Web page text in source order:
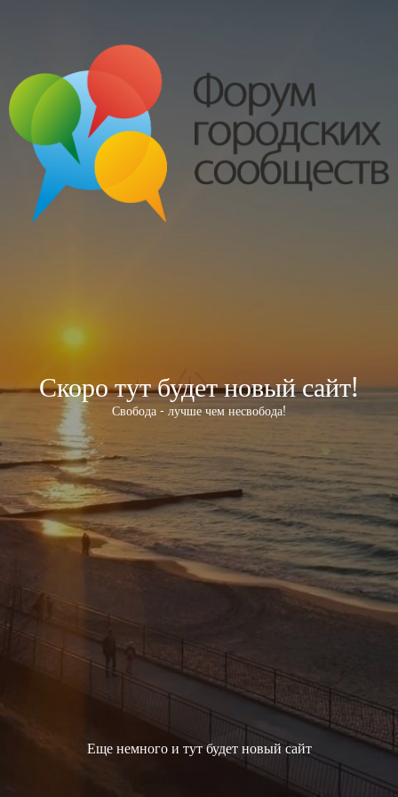
Скоро тут будет новый сайт!
Свобода - лучше чем несвобода!
Еще немного и тут будет новый сайт